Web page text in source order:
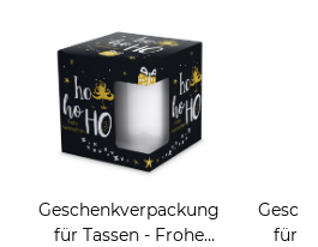
Geschenkverpackung
für Tassen - Frohe
für